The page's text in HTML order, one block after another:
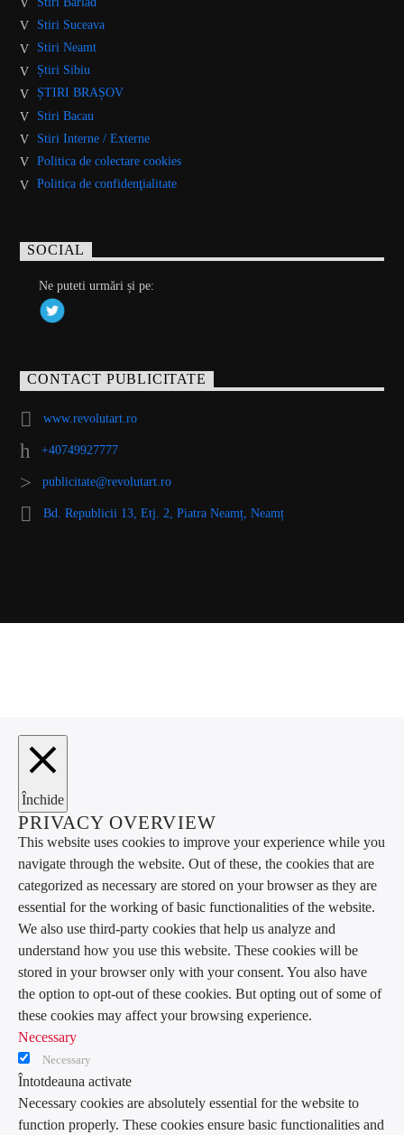
Stiri Suceava
Stiri Neamt
Știri Sibiu
ȘTIRI BRAȘOV
Stiri Bacau
Stiri Interne / Externe
Politica de colectare cookies
Politica de confidenţialitate
SOCIAL
Ne puteti urmări și pe:
CONTACT PUBLICITATE
www.revolutart.ro
+40749927777
publicitate@revolutart.ro
Bd. Republicii 13, Etj. 2, Piatra Neamț, Neamț
Închide
PRIVACY OVERVIEW
This website uses cookies to improve your experience while you
navigate through the website. Out of these, the cookies that are
categorized as necessary are stored on your browser as they are
essential for the working of basic functionalities of the website.
We also use third-party cookies that help us analyze and
understand how you use this website. These cookies will be
stored in your browser only with your consent. You also have
the option to opt-out of these cookies. But opting out of some of
these cookies may affect your browsing experience.
Necessary
Necessary
Întotdeauna activate
Necessary cookies are absolutely essential for the website to
function properly. These cookies ensure basic functionalities and